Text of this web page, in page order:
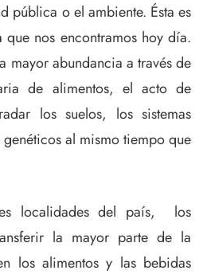
pública o el ambiente. Ésta es
nos encontramos hoy día.
mayor abundancia a través de
de alimentos, el acto de
los suelos, los sistemas
al mismo tiempo que
localidades del país, los
la mayor parte de la
los alimentos y las bebidas